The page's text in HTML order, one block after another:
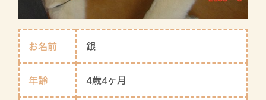
お名前 銀
年齢 4歳4ヶ月